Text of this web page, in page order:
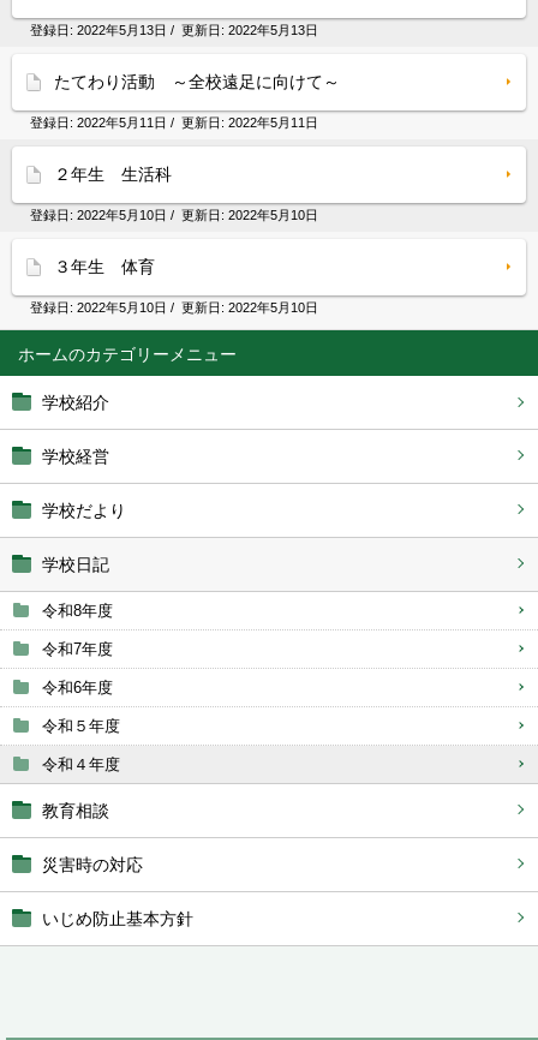
ホーム
学校紹介
学校経営
学校だより
学校日記
令和8年度
令和7年度
令和6年度
令和５年度
令和４年度
教育相談
災害時の対応
いじめ防止基本方針
登録日: 2022年5月13日 / 更新日: 2022年5月13日
たてわり活動 ～全校遠足に向けて～
登録日: 2022年5月11日 / 更新日: 2022年5月11日
２年生 生活科
登録日: 2022年5月10日 / 更新日: 2022年5月10日
３年生 体育
登録日: 2022年5月10日 / 更新日: 2022年5月10日